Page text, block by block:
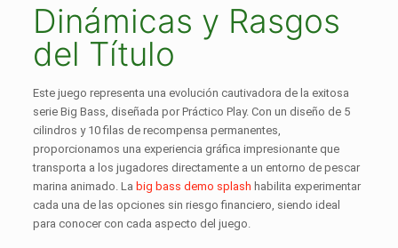
Dinámicas y Rasgos
del Título
Este juego representa una evolución cautivadora de la exitosa
serie Big Bass, diseñada por Práctico Play. Con un diseño de 5
cilindros y 10 filas de recompensa permanentes,
proporcionamos una experiencia gráfica impresionante que
transporta a los jugadores directamente a un entorno de pescar
marina animado. La big bass demo splash habilita experimentar
cada una de las opciones sin riesgo financiero, siendo ideal
para conocer con cada aspecto del juego.